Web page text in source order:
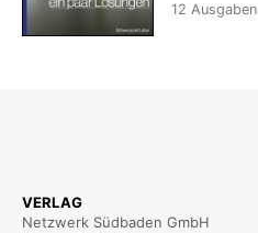
12 Ausgaben
VERLAG
Netzwerk Südbaden GmbH